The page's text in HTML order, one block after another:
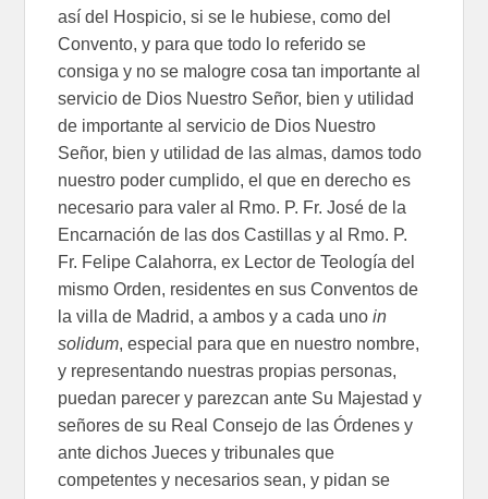
así del Hospicio, si se le hubiese, como del
Convento, y para que todo lo referido se
consiga y no se malogre cosa tan importante al
servicio de Dios Nuestro Señor, bien y utilidad
de importante al servicio de Dios Nuestro
Señor, bien y utilidad de las almas, damos todo
nuestro poder cumplido, el que en derecho es
necesario para valer al Rmo. P. Fr. José de la
Encarnación de las dos Castillas y al Rmo. P.
Fr. Felipe Calahorra, ex Lector de Teología del
mismo Orden, residentes en sus Conventos de
la villa de Madrid, a ambos y a cada unoin
solidum, especial para que en nuestro nombre,
y representando nuestras propias personas,
puedan parecer y parezcan ante Su Majestad y
señores de su Real Consejo de las Órdenes y
ante dichos Jueces y tribunales que
competentes y necesarios sean, y pidan se